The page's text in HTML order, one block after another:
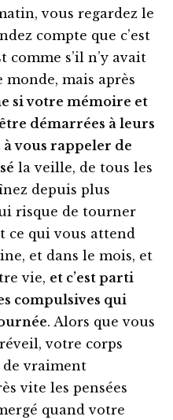
vous regardez le
compte que c’est
comme s’il n’y avait
mais après
si votre mémoire et
démarrées àleurs
à vous rappeler de
la veille, de tous les
depuis plus
risque de tourner
ce qui vous attend
et dans le mois, et
vie, et c’est parti
compulsives qui
. Alors que vous
votre corps
vraiment
vite les pensées
quand votre